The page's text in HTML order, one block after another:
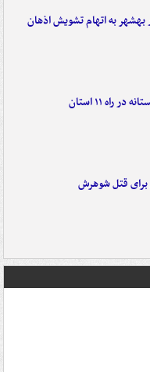
۶ نفر در بهشهر به اتهام تشویش اذهان
راه ۱۱ استان
برای قتل شوهرش